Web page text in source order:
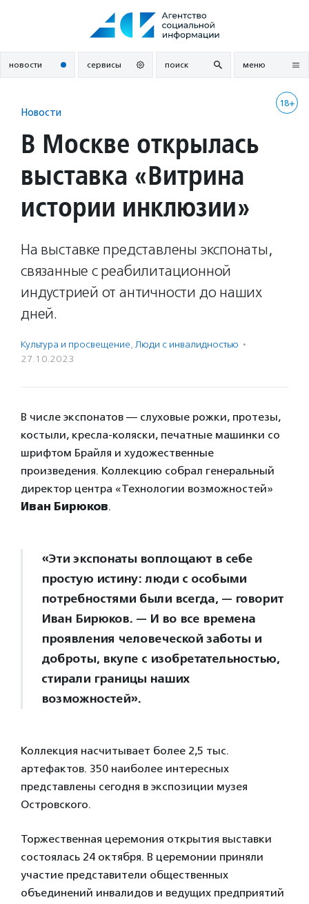
новости сервисы поиск меню
18+
Новости
В Москве открылась
выставка «Витрина
истории инклюзии»
На выставке представлены экспонаты,
связанные с реабилитационной
индустрией от античности до наших
дней.
Культура и просвещение, Люди с инвалидностью ·
27.10.2023
В числе экспонатов — слуховые рожки, протезы,
костыли, кресла-коляски, печатные машинки со
шрифтом Брайля и художественные
произведения. Коллекцию собрал генеральный
директор центра «Технологии возможностей»
Иван Бирюков.
«Эти экспонаты воплощают в себе
простую истину: люди с особыми
потребностями были всегда, — говорит
Иван Бирюков. — И во все времена
проявления человеческой заботы и
доброты, вкупе с изобретательностью,
стирали границы наших
возможностей».
Коллекция насчитывает более 2,5 тыс.
артефактов. 350 наиболее интересных
представлены сегодня в экспозиции музея
Островского.
Торжественная церемония открытия выставки
состоялась 24 октября. В церемонии приняли
участие представители общественных
объединений инвалидов и ведущих предприятий